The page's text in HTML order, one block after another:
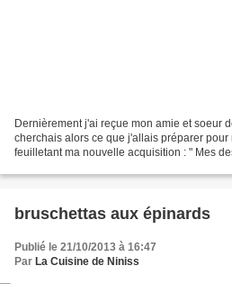
Dernièrement j'ai reçue mon amie et soeur
cherchais alors ce que j'allais préparer pour
feuilletant ma nouvelle acquisition : " Mes
bruschettas aux épinards
Publié le 21/10/2013 à 16:47
Par La Cuisine de Niniss